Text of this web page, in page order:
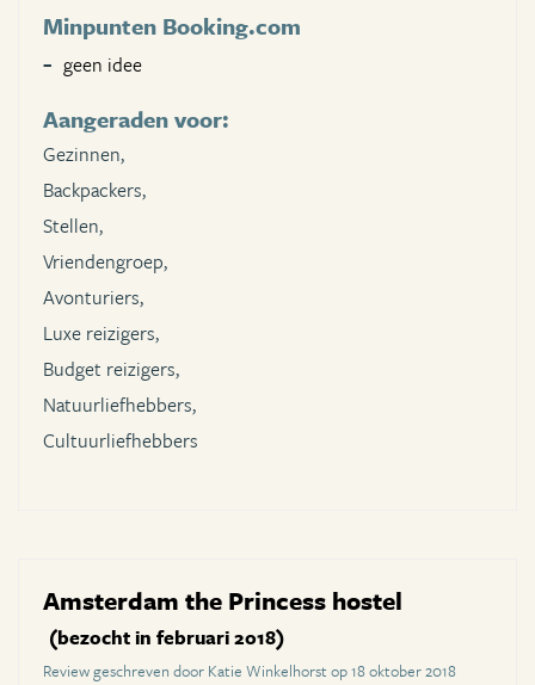
Minpunten Booking.com
geen idee
Aangeraden voor:
Gezinnen,
Backpackers,
Stellen,
Vriendengroep,
Avonturiers,
Luxe reizigers,
Budget reizigers,
Natuurliefhebbers,
Cultuurliefhebbers
Amsterdam the Princess hostel
(bezocht in februari 2018)
Review geschreven door Katie Winkelhorst op 18 oktober 2018